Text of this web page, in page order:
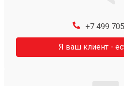
+7 499
Я ваш клиент -